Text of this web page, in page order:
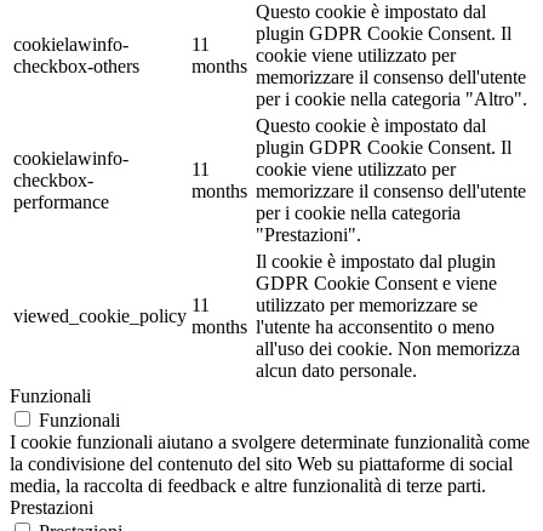
cookielawinfo-
checkbox-others
11
months
Questo cookie è impostato dal
plugin GDPR Cookie Consent. Il
cookie viene utilizzato per
memorizzare il consenso dell'utente
per i cookie nella categoria "Altro".
cookielawinfo-
checkbox-
performance
11
months
Questo cookie è impostato dal
plugin GDPR Cookie Consent. Il
cookie viene utilizzato per
memorizzare il consenso dell'utente
per i cookie nella categoria
"Prestazioni".
viewed_cookie_policy
11
months
Il cookie è impostato dal plugin
GDPR Cookie Consent e viene
utilizzato per memorizzare se
l'utente ha acconsentito o meno
all'uso dei cookie. Non memorizza
alcun dato personale.
Funzionali
Funzionali
I cookie funzionali aiutano a svolgere determinate funzionalità come
la condivisione del contenuto del sito Web su piattaforme di social
media, la raccolta di feedback e altre funzionalità di terze parti.
Prestazioni